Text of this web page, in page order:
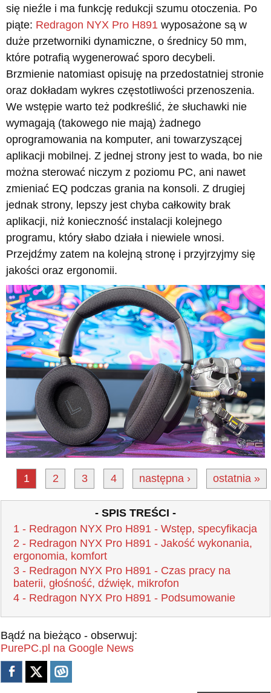
się nieźle i ma funkcję redukcji szumu otoczenia. Po
piąte: Redragon NYX Pro H891 wyposażone są w
duże przetworniki dynamiczne, o średnicy 50 mm,
które potrafią wygenerować sporo decybeli.
Brzmienie natomiast opisuję na przedostatniej stronie
oraz dokładam wykres częstotliwości przenoszenia.
We wstępie warto też podkreślić, że słuchawki nie
wymagają (takowego nie mają) żadnego
oprogramowania na komputer, ani towarzyszącej
aplikacji mobilnej. Z jednej strony jest to wada, bo nie
można sterować niczym z poziomu PC, ani nawet
zmieniać EQ podczas grania na konsoli. Z drugiej
jednak strony, lepszy jest chyba całkowity brak
aplikacji, niż konieczność instalacji kolejnego
programu, który słabo działa i niewiele wnosi.
Przejdźmy zatem na kolejną stronę i przyjrzyjmy się
jakości oraz ergonomii.
1 2 3 4 następna › ostatnia »
- SPIS TREŚCI -
1 - Redragon NYX Pro H891 - Wstęp, specyfikacja
2 - Redragon NYX Pro H891 - Jakość wykonania,
ergonomia, komfort
3 - Redragon NYX Pro H891 - Czas pracy na
baterii, głośność, dźwięk, mikrofon
4 - Redragon NYX Pro H891 - Podsumowanie
Bądź na bieżąco - obserwuj:
PurePC.pl na Google News